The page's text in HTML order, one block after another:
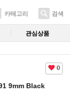
카테고리 검색
관심상품
0
9mm Black